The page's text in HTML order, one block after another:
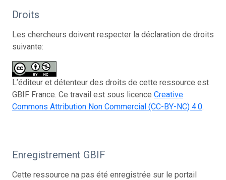
Droits
Les chercheurs doivent respecter la déclaration de droits
suivante:
L’éditeur et détenteur des droits de cette ressource est
GBIF France. Ce travail est sous licence Creative
Commons Attribution Non Commercial (CC-BY-NC) 4.0.
Enregistrement GBIF
Cette ressource na pas été enregistrée sur le portail